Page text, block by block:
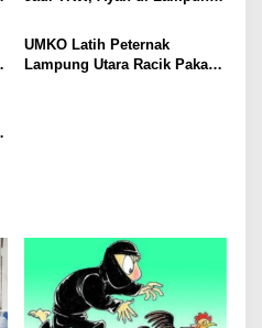
Kandung Selama Empat
Tahun, Nyaris Diamuk Massa
UMKO Latih Peternak
Lampung Utara Racik Pakan